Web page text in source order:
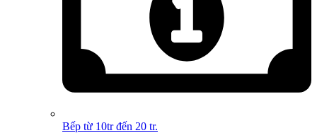
Bếp từ 10tr đến 20 tr.